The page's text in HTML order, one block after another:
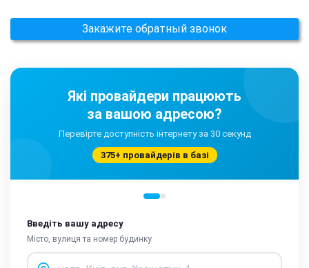
Закажите обратный звонок
Які провайдери працюють
за вашою адресою?
Перевірте доступність інтернету за 30 секунд
375+ провайдерів в базі
Введіть вашу адресу
Місто, вулиця та номер будинку